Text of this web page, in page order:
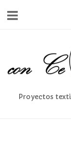
Proyectos